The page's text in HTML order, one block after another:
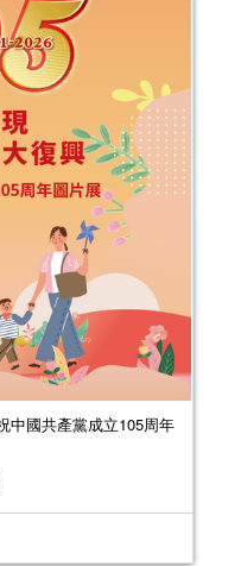
國共產黨成立105周年